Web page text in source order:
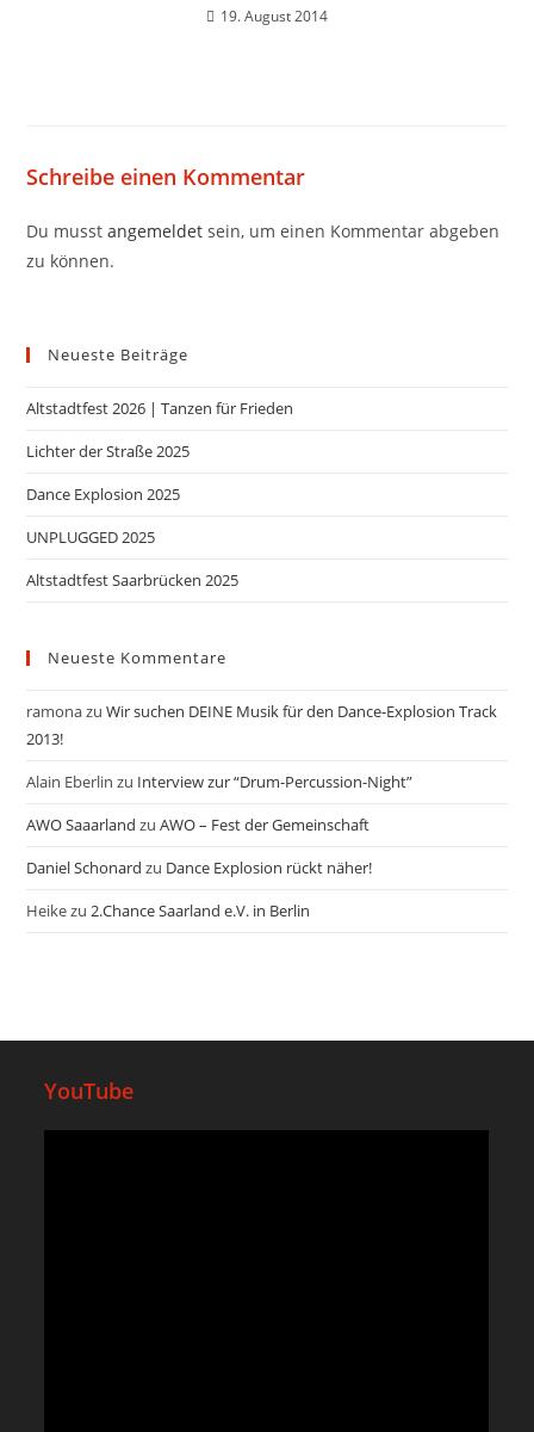
19. August 2014
Schreibe einen Kommentar
Du musstangemeldet sein, um einen Kommentar abgeben
zu können.
Neueste Beiträge
Altstadtfest 2026 | Tanzen für Frieden
Lichter der Straße 2025
Dance Explosion 2025
UNPLUGGED 2025
Altstadtfest Saarbrücken 2025
Neueste Kommentare
ramonazuWir suchen DEINE Musik für den Dance-Explosion Track
2013!
Alain Eberlin zu Interview zur “Drum-Percussion-Night”
AWO Saaarland zuAWO – Fest der Gemeinschaft
Daniel Schonard zu Dance Explosion rückt näher!
Heikezu2.Chance Saarland e.V. in Berlin
YouTube